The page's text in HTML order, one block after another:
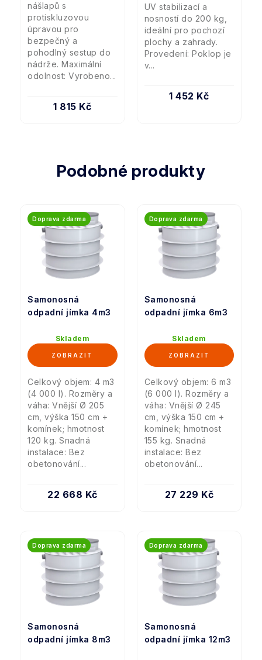
1 815 Kč
nášlapů s
protiskluzovou
úpravou pro
bezpečný a
pohodlný sestup do
nádrže. Maximální
odolnost: Vyrobeno...
1 452 Kč
UV stabilizací a
nosností do 200 kg,
ideální pro pochozí
plochy a zahrady.
Provedení: Poklop je
v...
Podobné produkty
Samonosná
odpadní jímka 4m3
Doprava zdarma
Skladem
22 668 Kč
Celkový objem: 4 m3
(4 000 l). Rozměry a
váha: Vnější Ø 205
cm, výška 150 cm +
komínek; hmotnost
120 kg. Snadná
instalace: Bez
obetonování...
Samonosná
odpadní jímka 6m3
Doprava zdarma
Skladem
27 229 Kč
Celkový objem: 6 m3
(6 000 l). Rozměry a
váha: Vnější Ø 245
cm, výška 150 cm +
komínek; hmotnost
155 kg. Snadná
instalace: Bez
obetonování...
Samonosná
odpadní jímka 8m3
Doprava zdarma
Samonosná
odpadní jímka 12m3
Doprava zdarma